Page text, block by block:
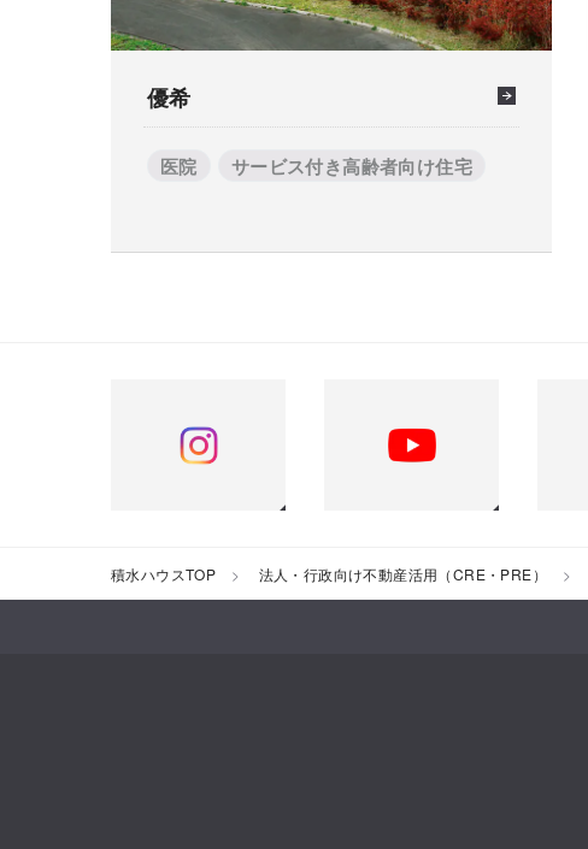
優希
医院 サービス付き高齢者向け住宅
積水ハウスTOP 法人・行政向け不動産活用（CRE・PRE）